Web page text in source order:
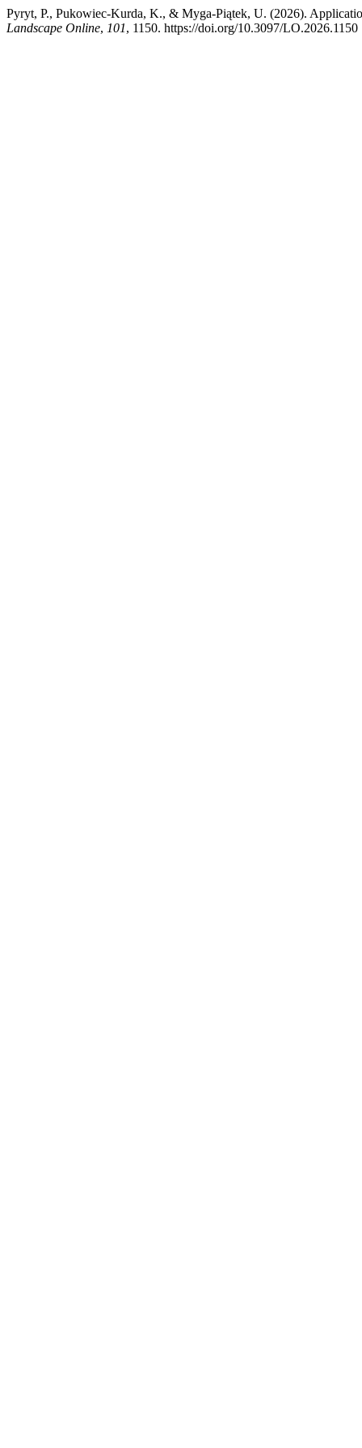
Pyryt, P., Pukowiec-Kurda, K., & Myga-Piątek, U. (2026).
Landscape Online, 101, 1150. https://doi.org/10.3097/LO.2026.1150